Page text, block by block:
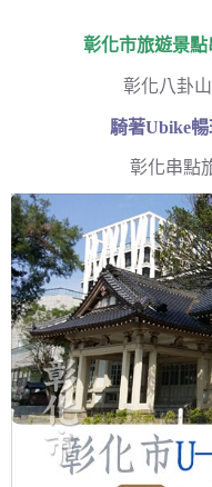
彰化市旅遊景
彰化八卦
騎著Ubike
彰化串點